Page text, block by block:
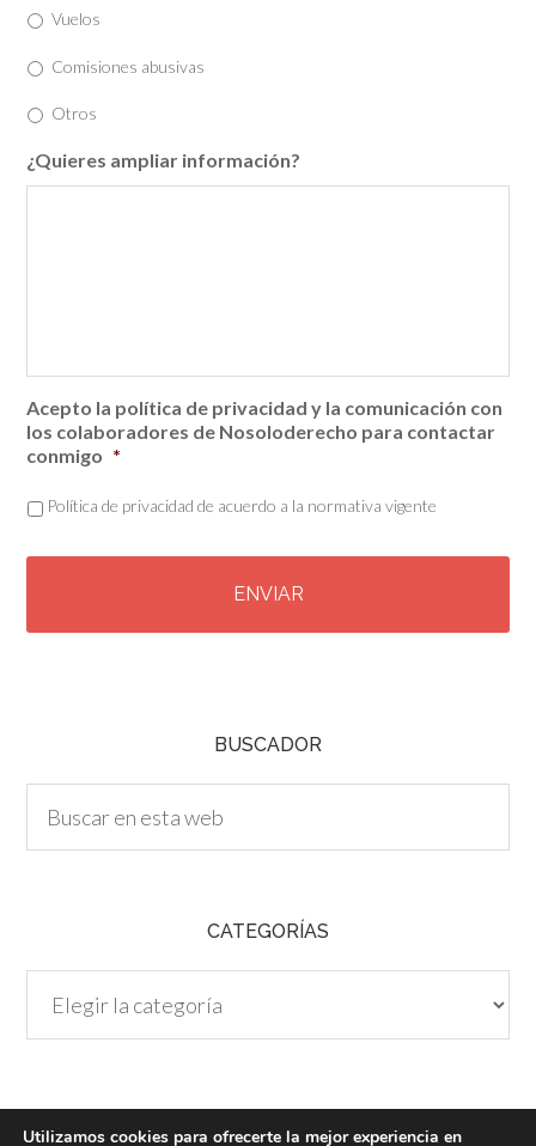
Vuelos
Comisiones abusivas
Otros
¿Quieres ampliar información?
Acepto la política de privacidad y la comunicación con
los colaboradores de Nosoloderecho para contactar
conmigo *
Política de privacidad de acuerdo a la normativa vigente
BUSCADOR
CATEGORÍAS
Utilizamos cookies para ofrecerte la mejor experiencia en